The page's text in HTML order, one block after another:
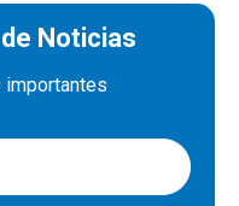
Noticias
importantes